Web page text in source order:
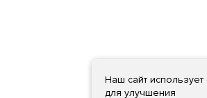
Наш сайт
для улучшения